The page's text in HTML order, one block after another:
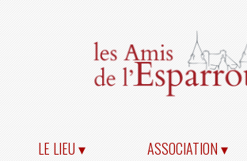
LE LIEU ▾ ASSOCIATION ▾